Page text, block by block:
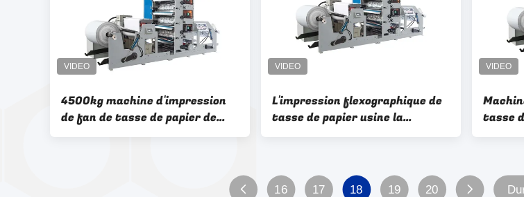
4500kg machine d'impression
de fan de tasse de papier de
175mm à de 380mm résistante
L'impression flexographique de
tasse de papier usine la
machine d'impression
tasse
16 17 18 19 20